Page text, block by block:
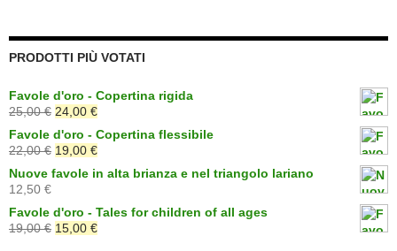
PRODOTTI PIÙ VOTATI
Favole d'oro - Copertina rigida
25,00€ Il
originale
era:
25,00 €.
24,00 €Il
attuale
è:
24,00 €.
Favole d'oro - Copertina flessibile
22,00€ Il
originale
22,00 €.
19,00 €Il
attuale
19,00 €.
Nuove favole in alta brianza e nel triangolo lariano
12,50 €
Favole d'oro - Tales for children of all ages
19,00€ Il15,00 €Il